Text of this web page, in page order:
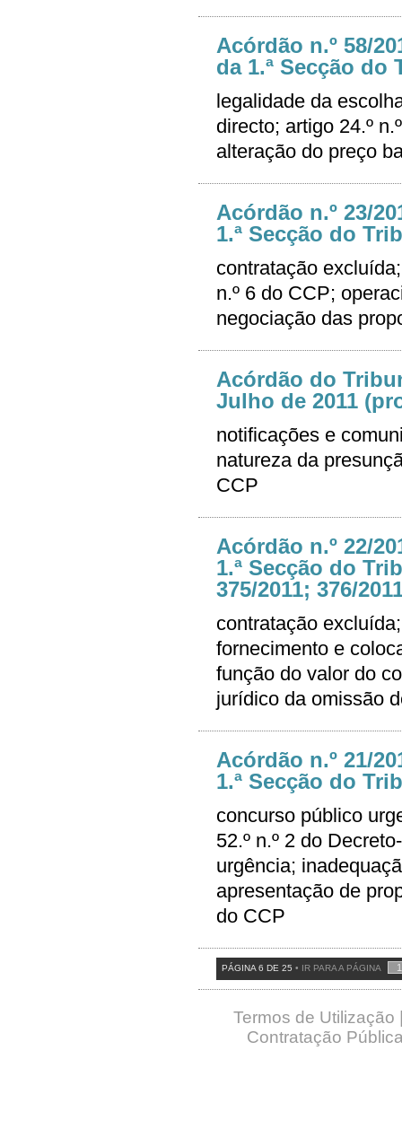
Acórdão n.º 58/
da 1.ª Secção do
legalidade da
directo; artigo 24.º
alteração do preço
Acórdão n.º 23/
1.ª Secção do
contratação
n.º 6 do CCP;
negociação das
Acórdão do
Julho de 2011
notificações e
natureza da
CCP
Acórdão n.º 22/
1.ª Secção do
375/2011; 376/
contratação
fornecimento e
função do valor do
jurídico da omissão
Acórdão n.º 21/
1.ª Secção do
concurso público
52.º n.º 2 do
urgência;
apresentação de
do CCP
PÁGINA 6 DE 25 • IR PARA A PÁGINA
Termos de Utilização
Contratação